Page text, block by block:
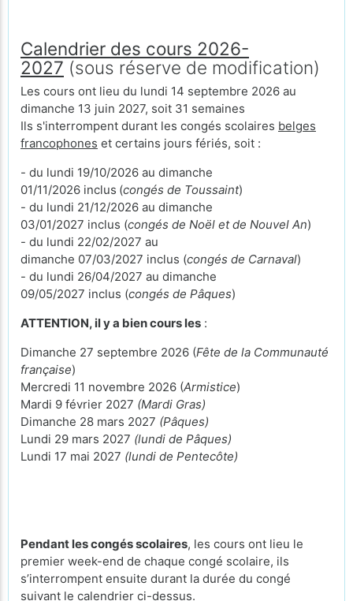
Calendrier des cours 2026-
2027 (sous réserve de modification)
Les cours ont lieu du lundi 14 septembre 2026 au
dimanche 13 juin 2027, soit 31 semaines
Ils s'interrompent durant les congés scolaires belges
francophones et certains jours fériés, soit :
- du lundi 19/10/2026 au dimanche
01/11/2026 inclus (congés de Toussaint)
- du lundi 21/12/2026 au dimanche
03/01/2027 inclus (congés de Noël et de Nouvel An)
- du lundi 22/02/2027 au
dimanche 07/03/2027 inclus (congés de Carnaval)
- du lundi 26/04/2027 au dimanche
09/05/2027 inclus (congés de Pâques)
ATTENTION, il y a bien cours les :
Dimanche 27 septembre 2026 (Fête de la Communauté
française)
Mercredi 11 novembre 2026 (Armistice)
Mardi 9 février 2027 (Mardi Gras)
Dimanche 28 mars 2027 (Pâques)
Lundi 29 mars 2027 (lundi de Pâques)
Lundi 17 mai 2027 (lundi de Pentecôte)
Pendant les congés scolaires, les cours ont lieu le
premier week-end de chaque congé scolaire, ils
s’interrompent ensuite durant la durée du congé
suivant le calendrier ci-dessus.